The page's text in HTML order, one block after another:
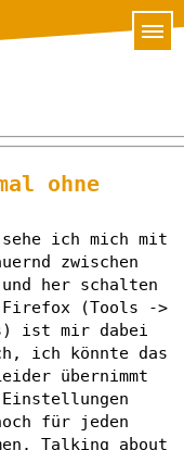
ohne
ich mich mit
zwischen
her schalten
Firefox (Tools ->
ist mir dabei
ich könnte das
übernimmt
für jeden
Talking about